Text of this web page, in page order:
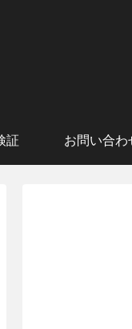
証 お問い合わ